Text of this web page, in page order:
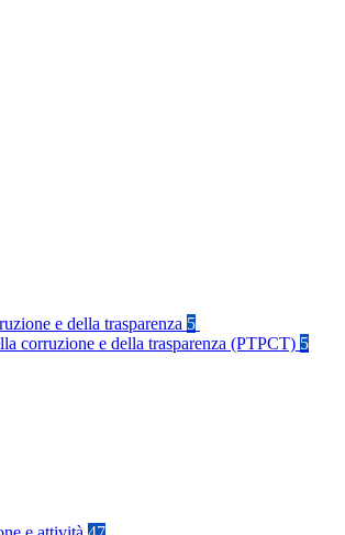
e della trasparenza 5
corruzione e della trasparenza (PTPCT) 5